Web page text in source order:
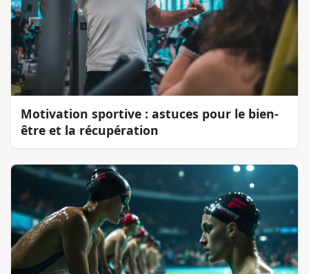
Motivation sportive : astuces pour le bien-
être et la récupération